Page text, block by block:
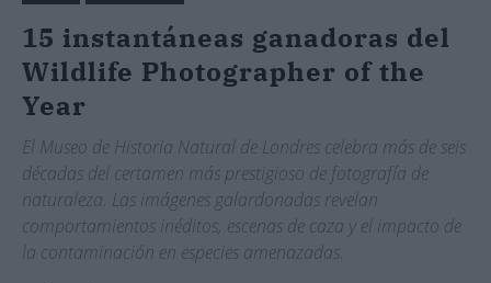
15 instantáneas ganadoras del
Wildlife Photographer of the
Year
El Museo de Historia Natural de Londres celebra más de seis
décadas del certamen más prestigioso de fotografía de
naturaleza. Las imágenes galardonadas revelan
comportamientos inéditos, escenas de caza y el impacto de
la contaminación en especies amenazadas.